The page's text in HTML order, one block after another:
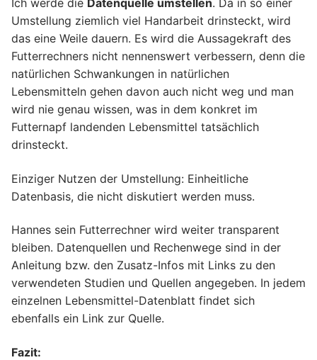
Ich werde die Datenquelle umstellen. Da in so einer
Umstellung ziemlich viel Handarbeit drinsteckt, wird
das eine Weile dauern. Es wird die Aussagekraft des
Futterrechners nicht nennenswert verbessern, denn die
natürlichen Schwankungen in natürlichen
Lebensmitteln gehen davon auch nicht weg und man
wird nie genau wissen, was in dem konkret im
Futternapf landenden Lebensmittel tatsächlich
drinsteckt.
Einziger Nutzen der Umstellung: Einheitliche
Datenbasis, die nicht diskutiert werden muss.
Hannes sein Futterrechner wird weiter transparent
bleiben. Datenquellen und Rechenwege sind in der
Anleitung bzw. den Zusatz-Infos mit Links zu den
verwendeten Studien und Quellen angegeben. In jedem
einzelnen Lebensmittel-Datenblatt findet sich
ebenfalls ein Link zur Quelle.
Fazit: